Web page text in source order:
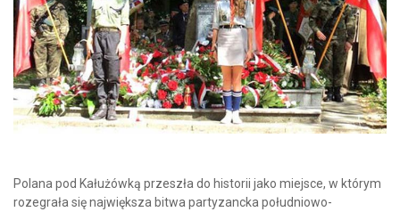
Polana pod Kałużówką przeszła do historii jako miejsce, w którym
rozegrała się największa bitwa partyzancka południowo-